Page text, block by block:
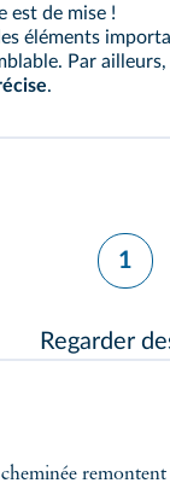
est de mise !
éléments
Par ailleurs,
.
1
Regarder